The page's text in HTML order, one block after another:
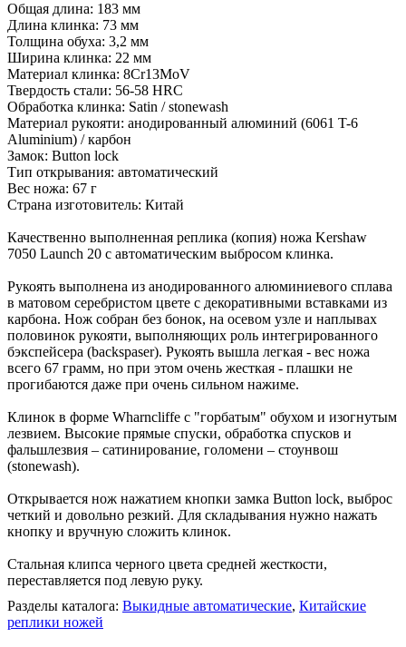
Общая длина: 183 мм
Длина клинка: 73 мм
Толщина обуха: 3,2 мм
Ширина клинка: 22 мм
Материал клинка: 8Cr13MoV
Твердость стали: 56-58 HRC
Обработка клинка: Satin / stonewash
Материал рукояти: анодированный алюминий (6061 T-6
Aluminium) / карбон
Замок: Button lock
Тип открывания: автоматический
Вес ножа: 67 г
Страна изготовитель: Китай
Качественно выполненная реплика (копия) ножа Kershaw
7050 Launch 20 с автоматическим выбросом клинка.
Рукоять выполнена из анодированного алюминиевого сплава
в матовом серебристом цвете с декоративными вставками из
карбона. Нож собран без бонок, на осевом узле и наплывах
половинок рукояти, выполняющих роль интегрированного
бэкспейсера (backspaser). Рукоять вышла легкая - вес ножа
всего 67 грамм, но при этом очень жесткая - плашки не
прогибаются даже при очень сильном нажиме.
Клинок в форме Wharncliffe с "горбатым" обухом и изогнутым
лезвием. Высокие прямые спуски, обработка спусков и
фальшлезвия – сатинирование, голомени – стоунвош
(stonewash).
Открывается нож нажатием кнопки замка Button lock, выброс
четкий и довольно резкий. Для складывания нужно нажать
кнопку и вручную сложить клинок.
Стальная клипса черного цвета средней жесткости,
переставляется под левую руку.
Разделы каталога: Выкидные автоматические, Китайские
реплики ножей